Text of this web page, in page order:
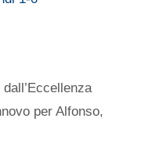
per Alfonso,